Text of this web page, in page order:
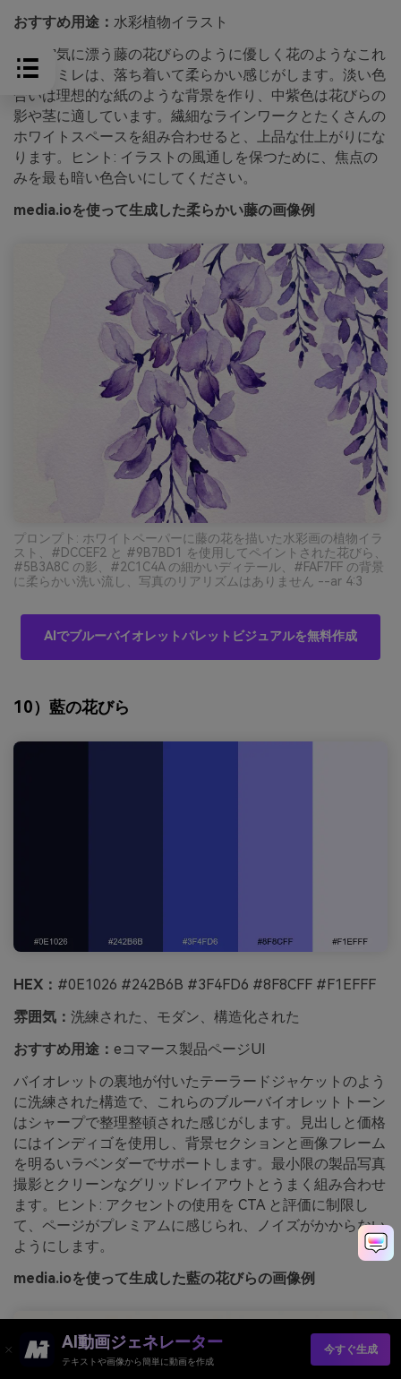
おすすめ用途： 水彩植物イラスト
春の空気に漂う藤の花びらのように優しく花のようなこれ
らのスミレは、落ち着いて柔らかい感じがします。淡い色
合いは理想的な紙のような背景を作り、中紫色は花びらの
影や茎に適しています。繊細なラインワークとたくさんの
ホワイトスペースを組み合わせると、上品な仕上がりにな
ります。ヒント: イラストの風通しを保つために、焦点の
みを最も暗い色合いにしてください。
media.ioを使って生成した柔らかい藤の画像例
プロンプト: ホワイトペーパーに藤の花を描いた水彩画の植物イラ
スト、#DCCEF2 と #9B7BD1 を使用してペイントされた花びら、
#5B3A8C の影、#2C1C4A の細かいディテール、#FAF7FF の背景
に柔らかい洗い流し、写真のリアリズムはありません --ar 4:3
AIでブルーバイオレットパレットビジュアルを無料作成
10）藍の花びら
HEX： #0E1026 #242B6B #3F4FD6 #8F8CFF #F1EFFF
雰囲気： 洗練された、モダン、構造化された
おすすめ用途： eコマース製品ページUI
バイオレットの裏地が付いたテーラードジャケットのよう
に洗練された構造で、これらのブルーバイオレットトーン
はシャープで整理整頓された感じがします。見出しと価格
にはインディゴを使用し、背景セクションと画像フレーム
を明るいラベンダーでサポートします。最小限の製品写真
撮影とクリーンなグリッドレイアウトとうまく組み合わせ
ます。ヒント: アクセントの使用を CTA と評価に制限し
て、ページがプレミアムに感じられ、ノイズがかからない
ようにします。
media.ioを使って生成した藍の花びらの画像例
AI動画ジェネレーター
テキストや画像から簡単に動画を作成
今すぐ生成